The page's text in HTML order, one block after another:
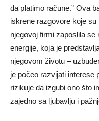
da platimo račune.” Ova
iskrene razgovore koje
njegovoj firmi zaposlila se
energije, koja je
njegovom životu –
je počeo razvijati interese
rizikuje da izgubi ono što
zajedno sa ljubavlju i